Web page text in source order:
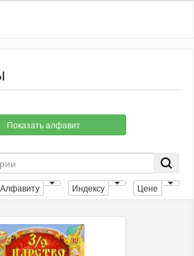
Показать алфавит
Алфавиту Индексу Цене